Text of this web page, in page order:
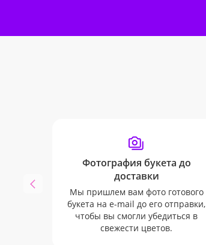
Фотография букета до
доставки
Мы пришлем вам фото готового
букета на e-mail до его отправки,
чтобы вы смогли убедиться в
свежести цветов.